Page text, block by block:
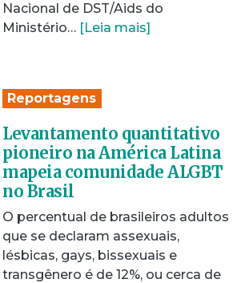
Nacional de DST/Aids do
Ministério… [Leia mais]
Reportagens
Levantamento quantitativo
pioneiro na América Latina
mapeia comunidade ALGBT
no Brasil
O percentual de brasileiros adultos
que se declaram assexuais,
lésbicas, gays, bissexuais e
transgênero é de 12%, ou cerca de